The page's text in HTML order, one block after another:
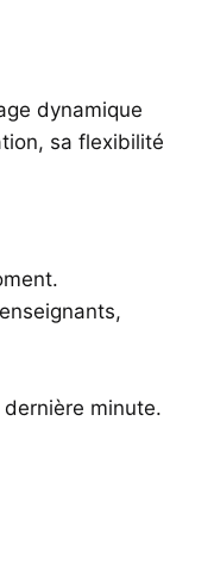
dynamique
sa flexibilité
minute.